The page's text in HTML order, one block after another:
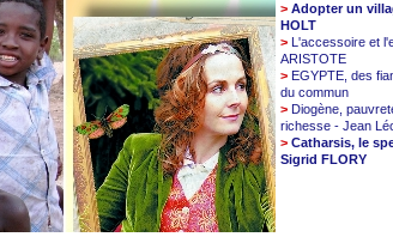
> Adopter un
HOLT
> L'accessoire et
ARISTOTE
> EGYPTE, des
du commun
> Diogène,
richesse - Jean
> Catharsis, le
Sigrid FLORY